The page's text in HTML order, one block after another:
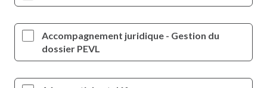
Accompagnement juridique - Gestion du
dossier PEVL